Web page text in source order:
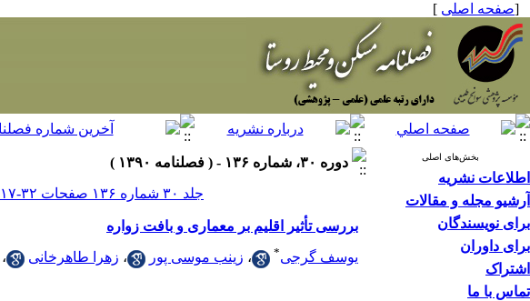
[صفحه اصلی ]
بخش‌های اصلی
اطلاعات نشریه
آرشیو مجله و مقالات
برای نویسندگان
برای داوران
اشتراک
تماس با ما
دوره ۳۰، شماره ۱۳۶ - ( فصلنامه ۱۳۹۰ )
جلد ۳۰ شماره ۱۳۶ صفحات ۳۲-۱۷
بررسی تأثیر اقلیم بر معماری و بافت زواره
یوسف گرجی* ، زینب موسی پور ، زهرا طاهرخانی ،